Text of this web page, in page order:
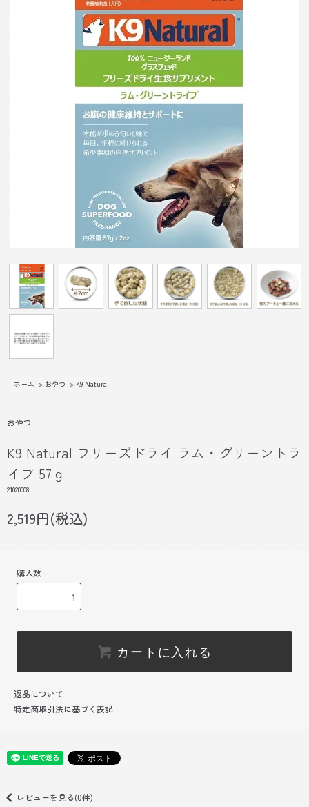
ホーム > おやつ > K9 Natural
おやつ
K9 Natural フリーズドライ ラム・グリーントラ
イプ 57ｇ
21020008
2,519円(税込)
購入数
カートに入れる
返品について
特定商取引法に基づく表記
レビューを見る(0件)